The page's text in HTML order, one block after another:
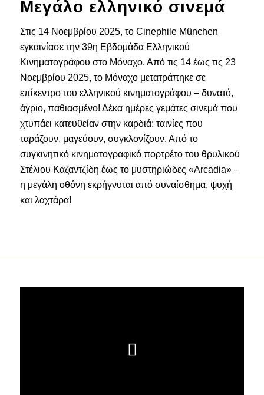
Μεγάλο ελληνικό σινεμά
Στις 14 Νοεμβρίου 2025, το Cinephile München
εγκαινίασε την 39η Εβδομάδα Ελληνικού
Κινηματογράφου στο Μόναχο. Από τις 14 έως τις 23
Νοεμβρίου 2025, το Μόναχο μετατράπηκε σε
επίκεντρο του ελληνικού κινηματογράφου – δυνατό,
άγριο, παθιασμένο! Δέκα ημέρες γεμάτες σινεμά που
χτυπάει κατευθείαν στην καρδιά: ταινίες που
ταράζουν, μαγεύουν, συγκλονίζουν. Από το
συγκινητικό κινηματογραφικό πορτρέτο του θρυλικού
Στέλιου Καζαντζίδη έως το μυστηριώδες «Arcadia» –
η μεγάλη οθόνη εκρήγνυται από συναίσθημα, ψυχή
και λαχτάρα!